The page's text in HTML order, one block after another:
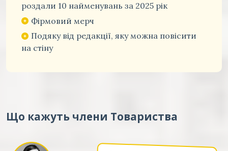
роздали 10 найменувань за 2025 рік
Фірмовий мерч
Подяку від редакції, яку можна повісити
на стіну
Що кажуть члени Товариства